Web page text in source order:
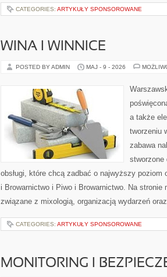
CATEGORIES: ARTYKUŁY SPONSOROWANE
WINA I WINNICE
POSTED BY ADMIN MAJ - 9 - 2026
a także
tworzeniu
zabawa
stworzone
obsługi, które chcą zadbać o najwyższy
i Browarnictwo i Piwo i Browarnictwo. Na
związane z mixologią, organizacją wydarzeń
CATEGORIES: ARTYKUŁY SPONSOROWANE
MONITORING I